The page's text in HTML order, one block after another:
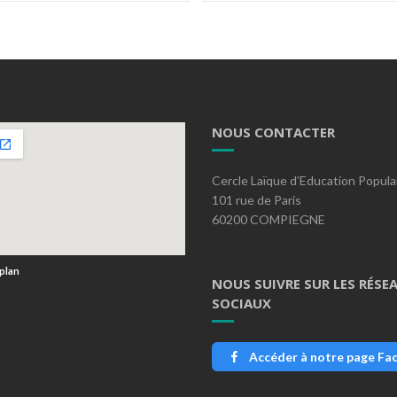
NOUS CONTACTER
Cercle Laïque d’Education
101 rue de Paris
60200 COMPIEGNE
NOUS SUIVRE SUR LES
SOCIAUX
Accéder à notre page